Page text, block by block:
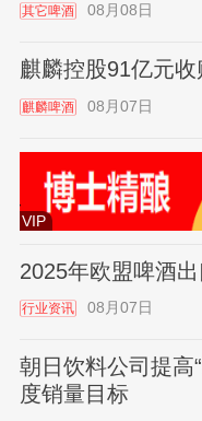
其它啤酒 08月08日
麒麟控股91亿元
麒麟啤酒 08月07日
VIP
2025年欧盟啤酒
行业资讯 08月07日
朝日饮料公司提高
度销量目标